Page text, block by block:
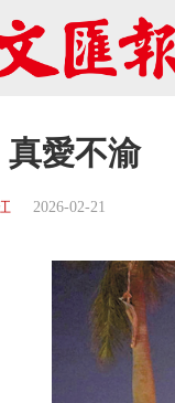
愛不渝
2026-02-21